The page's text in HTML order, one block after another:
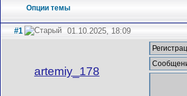
Опции темы
#1 01.10.2025, 18:09
artemiy_178